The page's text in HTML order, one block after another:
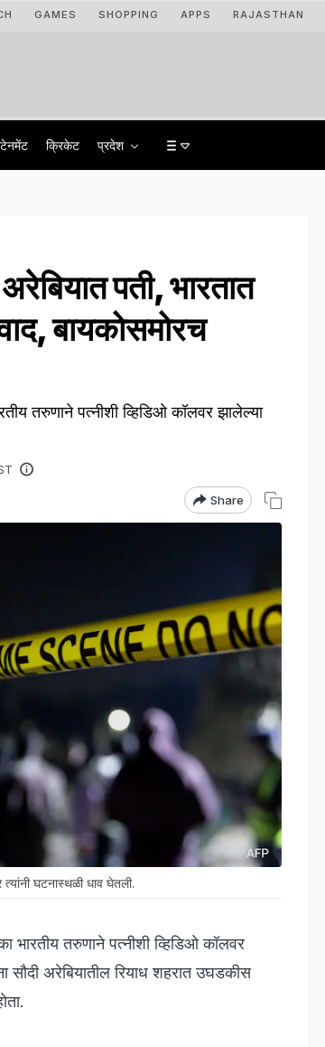
GAMES SHOPPING APPS RAJASTHAN
क्रिकेट प्रदेश
पती, भारतात
बायकोसमोरच
तरुणाने पत्नीशी व्हिडिओ कॉलवर झालेल्या
Share
घटनास्थळी धाव घेतली.
तरुणाने पत्नीशी व्हिडिओ कॉलवर
सौदी अरेबियातील रियाध शहरात उघडकीस